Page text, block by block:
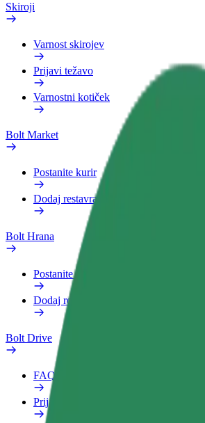
Skiroji
Varnost skirojev
Prijavi težavo
Varnostni kotiček
Bolt Market
Postanite kurir
Dodaj restavracijo ali trgovino
Bolt Hrana
Postanite kurir
Dodaj restavracijo ali trgovino
Bolt Drive
FAQ
Prijavi vozilo